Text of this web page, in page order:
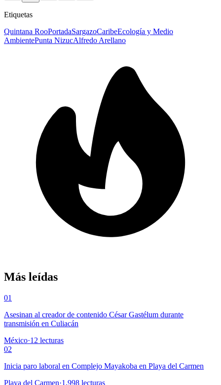
Etiquetas
Quintana RooPortadaSargazoCaribeEcología y Medio
AmbientePunta NizucAlfredo Arellano
Más leídas
01
Asesinan al creador de contenido César Gastélum durante
transmisión en Culiacán
México·12 lecturas
02
Inicia paro laboral en Complejo Mayakoba en Playa del Carmen
Playa del Carmen·1,998 lecturas